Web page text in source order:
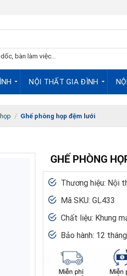
bàn làm việc...
NỘI THẤT GIA ĐÌNH
/ Ghế phòng họp đệm lưới
GHẾ PHÒNG
Thương hiệu: Nội
Mã SKU: GL433
Chất liệu: Khung
Bảo hành: 12 tháng